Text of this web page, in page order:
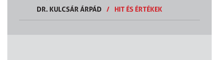
DR. KULCSÁR ÁRPÁD
/ HIT ÉS ÉRTÉKEK